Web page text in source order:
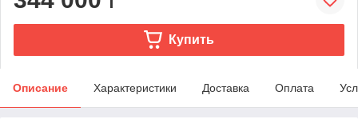
Купить
Описание Характеристики Доставка Оплата